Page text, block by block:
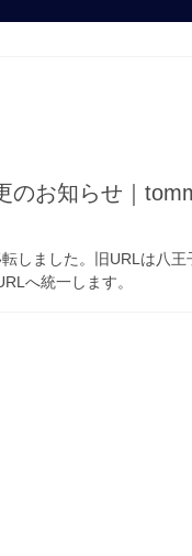
のお知らせ｜
しました。旧URLは八
へ統一します。